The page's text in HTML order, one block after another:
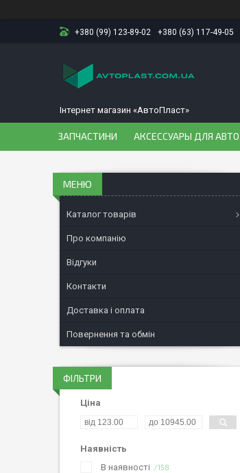
+380 (99) 123-89-02 +380 (63) 117-49-05
Інтернет магазин «АвтоПласт»
ЗАПЧАСТИНИ АКСЕССУАРЫ ДЛЯ АВТО
Каталог товарів
Про компанію
Відгуки
Контакти
Доставка і оплата
Повернення та обмін
ФІЛЬТРИ
Ціна
Наявність
В наявності
158